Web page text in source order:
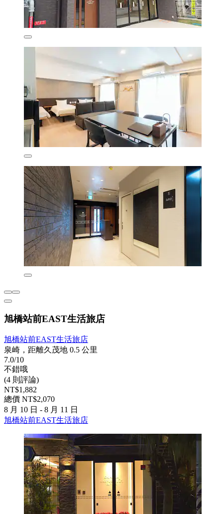
旭橋站前EAST生活旅店
旭橋站前EAST生活旅店
泉崎，距離久茂地 0.5 公里
7.0/10
不錯哦
(4 則評論)
NT$1,882
總價 NT$2,070
8 月 10 日 - 8 月 11 日
旭橋站前EAST生活旅店